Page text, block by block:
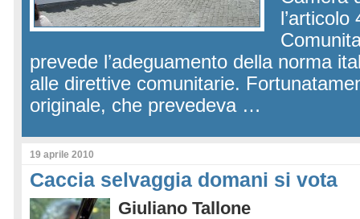
l’articolo
prevede l’adeguamento della norma
alle direttive comunitarie.
originale, che prevedeva …
19 aprile 2010
Caccia selvaggia domani si vota
Giuliano Tallone